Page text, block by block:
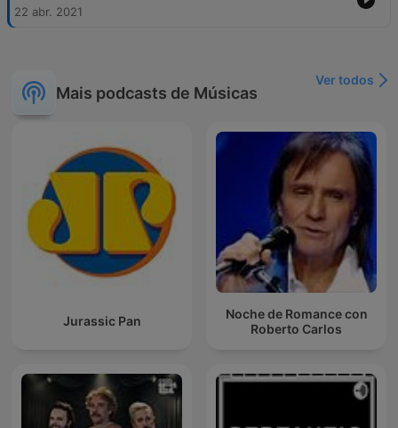
22 abr. 2021
Mais podcasts de Músicas
Ver todos
Jurassic Pan
Noche de Romance con
Roberto Carlos